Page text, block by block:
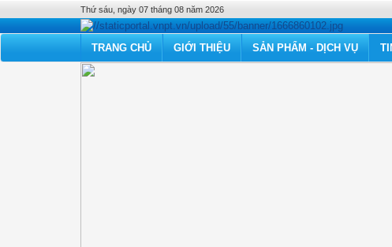
Thứ sáu, ngày 07 tháng 08 năm 2026
TRANG CHỦ GIỚI THIỆU SẢN PHẨM - DỊCH VỤ